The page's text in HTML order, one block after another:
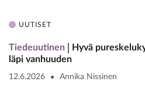
UUTISET
Tiedeuutinen
Hyvä
läpi vanhuuden
12.6.2026 Annika Nissinen